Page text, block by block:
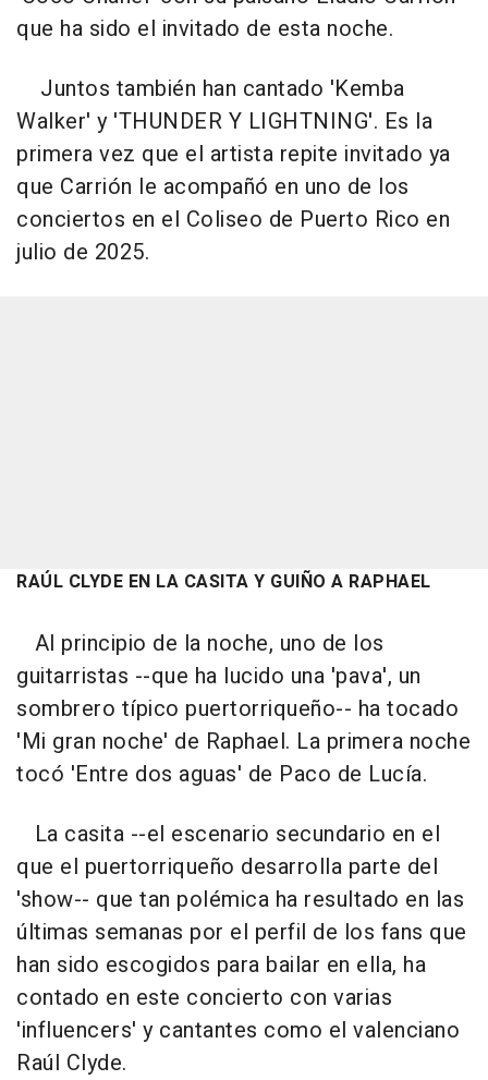
que ha sido el invitado de esta noche.
Juntos también han cantado 'Kemba
Walker' y 'THUNDER Y LIGHTNING'. Es la
primera vez que el artista repite invitado ya
que Carrión le acompañó en uno de los
conciertos en el Coliseo de Puerto Rico en
julio de 2025.
RAÚL CLYDE EN LA CASITA Y GUIÑO A RAPHAEL
Al principio de la noche, uno de los
guitarristas --que ha lucido una 'pava', un
sombrero típico puertorriqueño-- ha tocado
'Mi gran noche' de Raphael. La primera noche
tocó 'Entre dos aguas' de Paco de Lucía.
La casita --el escenario secundario en el
que el puertorriqueño desarrolla parte del
'show-- que tan polémica ha resultado en las
últimas semanas por el perfil de los fans que
han sido escogidos para bailar en ella, ha
contado en este concierto con varias
'influencers' y cantantes como el valenciano
Raúl Clyde.